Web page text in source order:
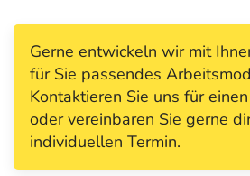
Gerne entwickeln wir mit
für Sie passendes
Kontaktieren Sie uns für
oder vereinbaren Sie gerne
individuellen Termin.